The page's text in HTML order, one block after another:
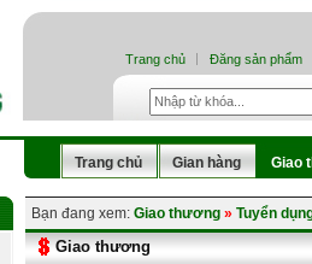
Trang chủ Đăng sản phẩm
Trang chủ Gian hàng Giao
Bạn đang xem: Giao thương » Tuyển
Giao thương